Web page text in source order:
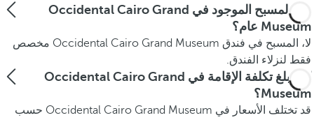
هل المسبح الموجود في Occidental Cairo Grand
Museum عام؟
لا، المسبح في فندق Occidental Cairo Grand Museum مخصص
فقط لنزلاء الفندق.
كم تبلغ تكلفة الإقامة في Occidental Cairo Grand
Museum؟
قد تختلف الأسعار في Occidental Cairo Grand Museum حسب